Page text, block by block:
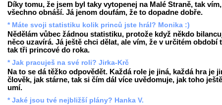
Díky tomu, že jsem byl taky vytopenej na Malé Straně, tak
všechno obnáší. Já jenom doufám, že to dopadne dobře.
* Máte svoji statistiku kolik princů jste hrál? Monika :)
Nědělám vůbec žádnou statistiku, protože když někdo
něco uzavírá. Já ještě chci dělat, ale vím, že v určitém období
tak tři princové do roka.
* Jak pracuješ na své roli? Jirka-Krč
Na to se dá těžko odpovědět. Každá role je jiná, každá hra je
člověk, jak stárne, tak si čím dál více uvědomuje, jak toho
umí.
* Jaké jsou tvé nejbližší plány? Hanka V.